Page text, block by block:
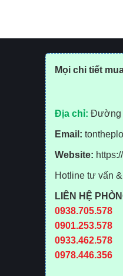
Mọi chi tiết
Địa chỉ: Đường
Email:
Website:
Hotline tư vấn
LIÊN HỆ
0938.705.578
0901.253.578
0933.462.578
0978.446.356